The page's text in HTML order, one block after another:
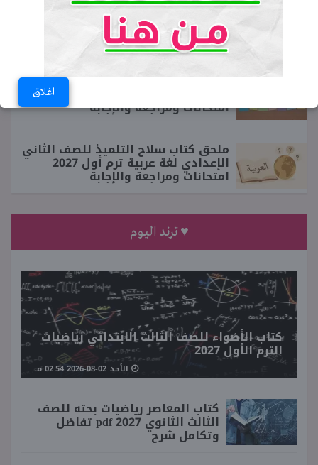
اغلاق
ملحق كتاب سلاح التلميذ للصف الثالث
امتحانات ومراجعة والإجابة
ملحق كتاب سلاح التلميذ للصف الرابع
امتحانات ومراجعة والإجابة
ملحق كتاب سلاح التلميذ للصف الثاني
الإعدادي لغة عربية ترم أول 2027
امتحانات ومراجعة والإجابة
♥ ترند اليوم
كتاب الأضواء للصف الثالث الابتدائي رياضيات
الترم الأول 2027
الأحد 02-08-2026 02:54 مـ
كتاب المعاصر رياضيات بحته للصف
الثالث الثانوي 2027 pdf تفاضل
وتكامل شرح